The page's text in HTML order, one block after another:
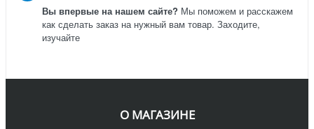
Вы впервые на нашем сайте? Мы поможем и расскажем
как сделать заказ на нужный вам товар. Заходите,
изучайте
О МАГАЗИНЕ